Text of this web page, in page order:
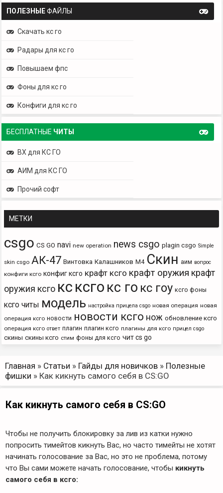
ПОЛЕЗНЫЕФАЙЛЫ
Скачать кс го
Радары для кс го
Повышаем фпс
Фоны для кс го
Конфиги для кс го
БЕСПЛАТНЫЕ ЧИТЫ
ВХ для КС ГО
АИМ для КС ГО
Прочий софт
МЕТКИ
csgo CS GO navi new operation news csgo plagin csgo Simple
skin csgo АК-47 Винтовка Калашников М4 Скин аим вопрос
конфиги ксго конфиг ксго крафт ксго крафт оружия крафт
оружия ксго кс ксго кс го кс гоу ксго фоны
ксго читы модель настройка прицела csgo новая операция новая
операция ксго новости новости ксго нож обновление ксго
операция ксго ответ плагин плагин ксго плагины для ксго прицел csgo
скины скины ксго стим фоны для ксго чит cs go
Главная » Статьи » Гайды для новичков » Полезные
фишки » Как кикнуть самого себя в CS:GO
Как кикнуть самого себя в CS:GO
Чтобы не получить блокировку за лив из катки нужно
попросить тимейтов кикнуть Вас, но часто тимейты не хотят
начинать голосование за Вас, но это не проблема, потому
что Вы сами можете начать голосование, чтобы кикнуть
самого себя в ксго: